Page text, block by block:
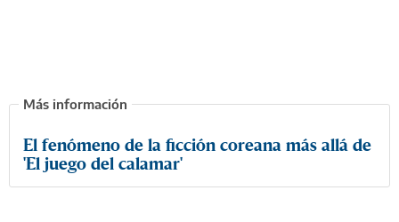
El fenómeno de la ficción coreana más allá de
'El juego del calamar'